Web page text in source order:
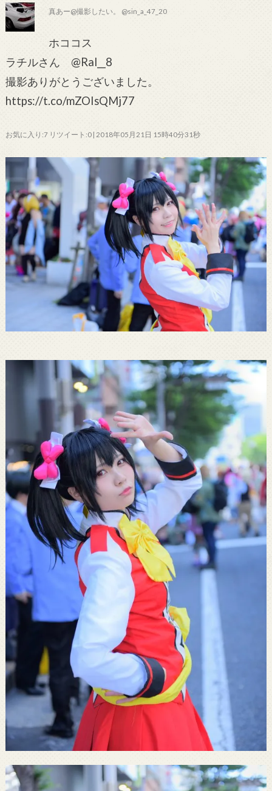
真あー@撮影したい。 @sin_a_47_20
ホココス
ラチルさん @Ral__8
撮影ありがとうございました。
https://t.co/mZOIsQMj77
お気に入り:7 リツイート:0 | 2018年05月21日 15時40分31秒